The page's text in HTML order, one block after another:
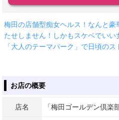
梅田の店舗型痴女ヘルス！なんと
たせしません！しかもスケベでい
「大人のテーマパーク」で日頃のス
お店の概要
店名 「梅田ゴールデン倶楽部